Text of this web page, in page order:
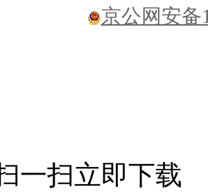
京公网安备
一扫立即下载